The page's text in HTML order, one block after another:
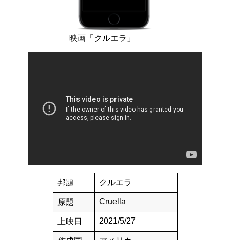
映画「クルエラ」
邦題 クルエラ
原題 Cruella
上映日 2021/5/27